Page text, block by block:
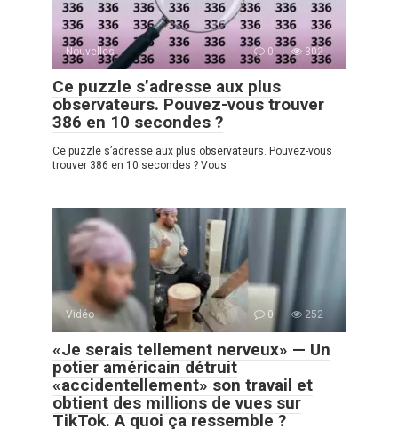
Nouvelles 0 302
Ce puzzle s’adresse aux plus
observateurs. Pouvez-vous trouver
386 en 10 secondes ?
Ce puzzle s’adresse aux plus observateurs. Pouvez-vous
trouver 386 en 10 secondes ? Vous
Vidéo 0 252
«Je serais tellement nerveux» — Un
potier américain détruit
«accidentellement» son travail et
obtient des millions de vues sur
TikTok. A quoi ça ressemble ?